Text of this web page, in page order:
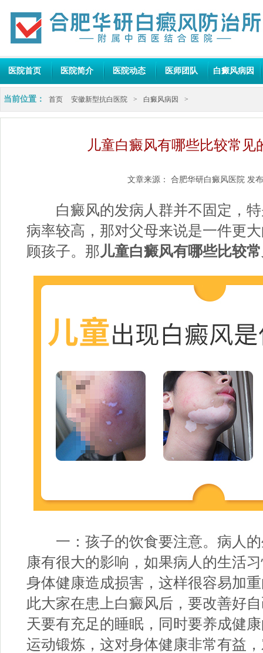
医院首页 医院简介 医院动态 医师团队 白癜风病因
当前位置： 首页 安徽新型抗白医院 > 白癜风病因 >
儿童白癜风有哪些比较常见
文章来源： 合肥华研白癜风医院 发
白癜风的发病人群并不固定，特
病率较高，那对父母来说是一件更
顾孩子。那儿童白癜风有哪些比较
一：孩子的饮食要注意。病人的
康有很大的影响，如果病人的生活
身体健康造成损害，这样很容易加
此大家在患上白癜风后，要改善好
天要有充足的睡眠，同时要养成健
运动锻炼，这对身体健康非常有益